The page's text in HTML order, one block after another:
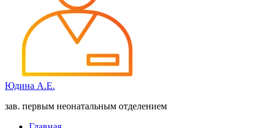
Юдина А.Е.
зав. первым неонатальным отделением